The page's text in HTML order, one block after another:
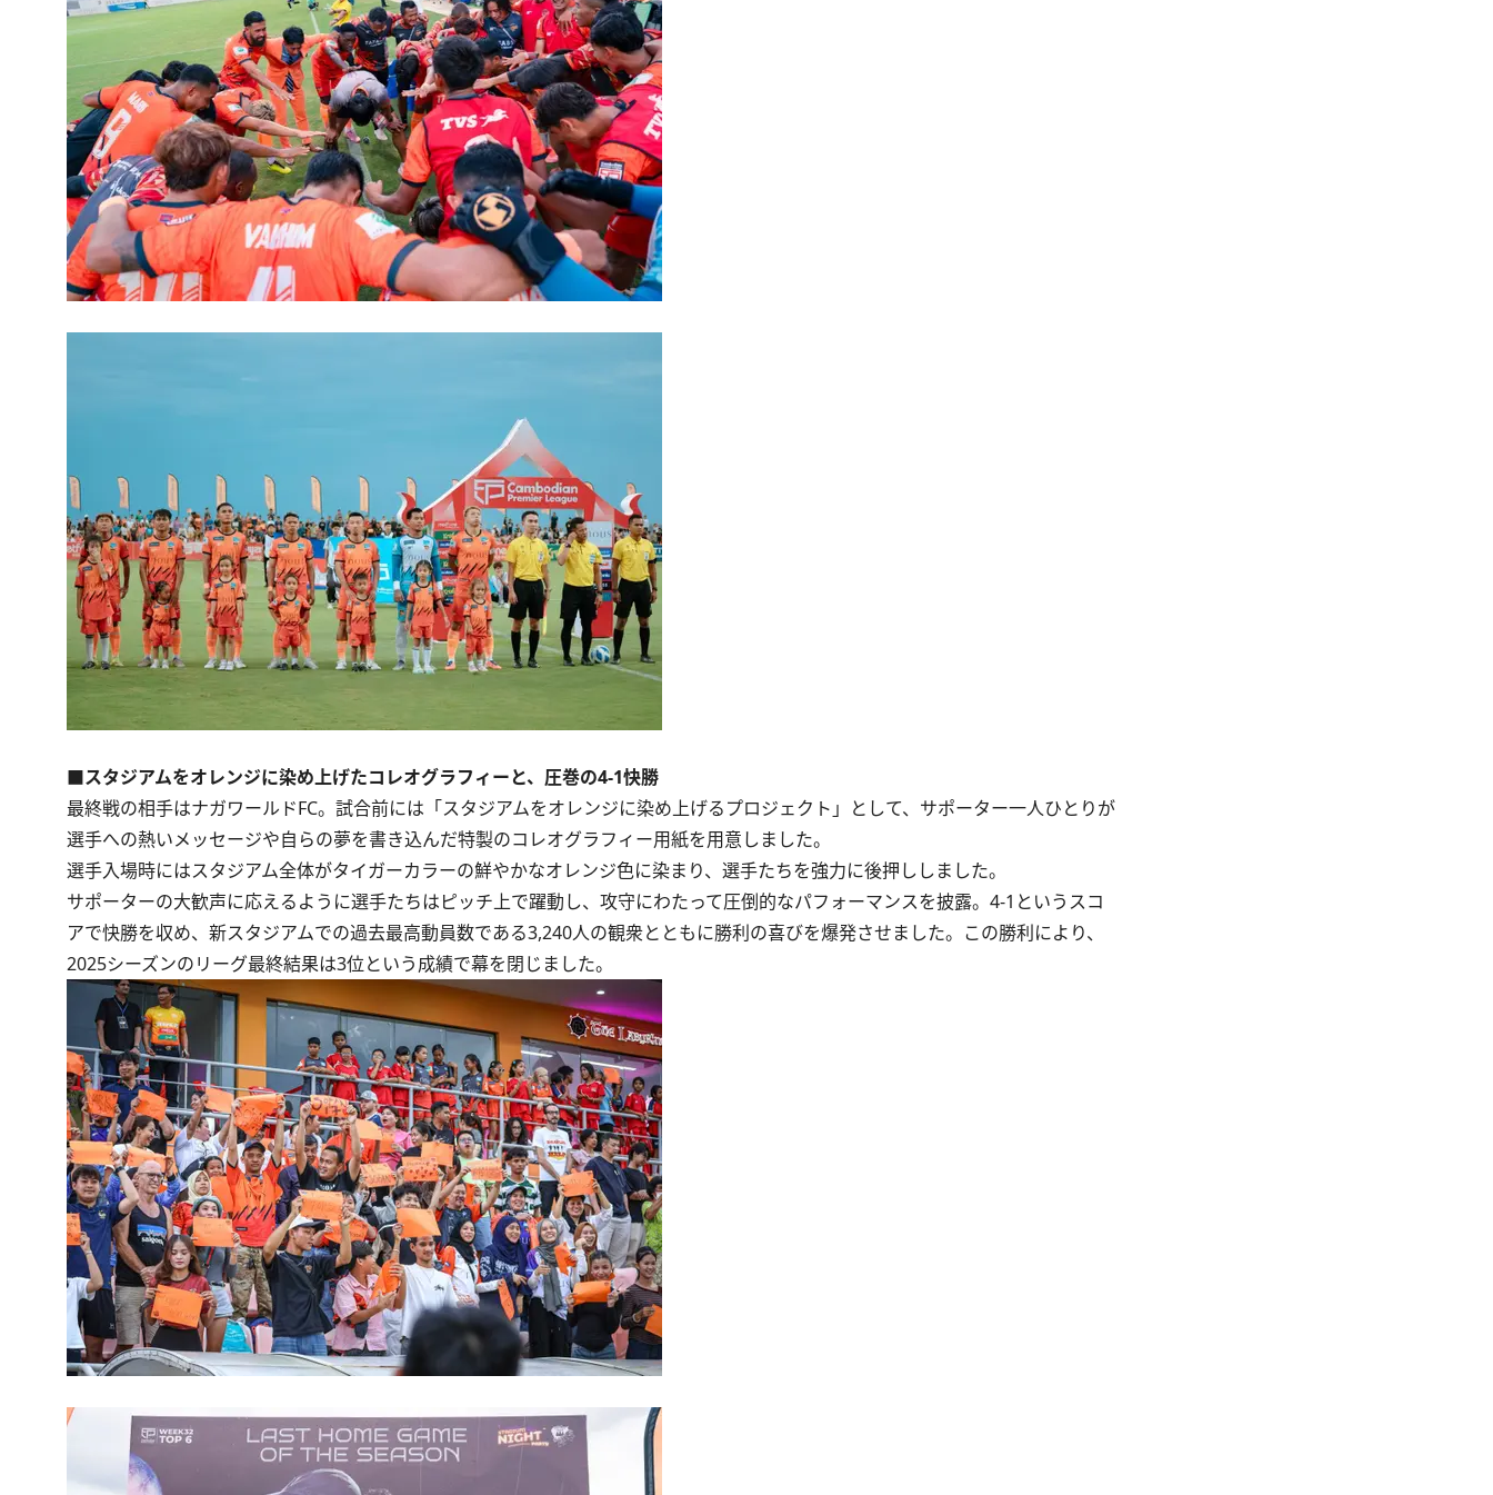
■スタジアムをオレンジに染め上げたコレオグラフィーと、圧巻の4-1快勝
最終戦の相手はナガワールドFC。試合前には「スタジアムをオレンジに染め上げるプロジェクト」として、サポーター一人ひとりが
選手への熱いメッセージや自らの夢を書き込んだ特製のコレオグラフィー用紙を用意しました。
選手入場時にはスタジアム全体がタイガーカラーの鮮やかなオレンジ色に染まり、選手たちを強力に後押ししました。
サポーターの大歓声に応えるように選手たちはピッチ上で躍動し、攻守にわたって圧倒的なパフォーマンスを披露。4-1というスコ
アで快勝を収め、新スタジアムでの過去最高動員数である3,240人の観衆とともに勝利の喜びを爆発させました。この勝利により、
2025シーズンのリーグ最終結果は3位という成績で幕を閉じました。